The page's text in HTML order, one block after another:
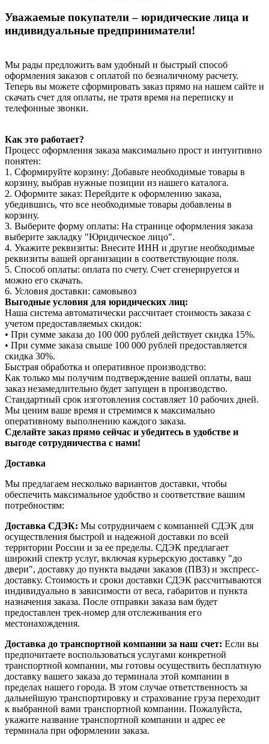
Уважаемые покупатели – юридические лица и
индивидуальные предприниматели!
Мы рады предложить вам удобный и быстрый способ
оформления заказов с оплатой по безналичному расчету.
Теперь вы можете сформировать заказ прямо на нашем сайте и
скачать счет для оплаты, не тратя время на переписку и
телефонные звонки.
Как это работает?
Процесс оформления заказа максимально прост и интуитивно
понятен:
1. Сформируйте корзину: Добавьте необходимые товары в
корзину, выбрав нужные позиции из нашего каталога.
2. Оформите заказ: Перейдите к оформлению заказа,
убедившись, что все необходимые товары добавлены в
корзину.
3. Выберите форму оплаты: На странице оформления заказа
выберите закладку "Юридическое лицо".
4. Укажите реквизиты: Внесите ИНН и другие необходимые
реквизиты вашей организации в соответствующие поля.
5. Способ оплаты: оплата по счету. Счет сгенерируется и
можно его скачать.
6. Условия доставки: самовывоз
Выгодные условия для юридических лиц:
Наша система автоматически рассчитает стоимость заказа с
учетом предоставляемых скидок:
• При сумме заказа до 100 000 рублей действует скидка 15%.
• При сумме заказа свыше 100 000 рублей предоставляется
скидка 30%.
Быстрая обработка и оперативное производство:
Как только мы получим подтверждение вашей оплаты, ваш
заказ незамедлительно будет запущен в производство.
Стандартный срок изготовления составляет 10 рабочих дней.
Мы ценим ваше время и стремимся к максимально
оперативному выполнению каждого заказа.
Сделайте заказ прямо сейчас и убедитесь в удобстве и
выгоде сотрудничества с нами!
Доставка
Мы предлагаем несколько вариантов доставки, чтобы
обеспечить максимальное удобство и соответствие вашим
потребностям:
Доставка СДЭК: Мы сотрудничаем с компанией СДЭК для
осуществления быстрой и надежной доставки по всей
территории России и за ее пределы. СДЭК предлагает
широкий спектр услуг, включая курьерскую доставку "до
двери", доставку до пункта выдачи заказов (ПВЗ) и экспресс-
доставку. Стоимость и сроки доставки СДЭК рассчитываются
индивидуально в зависимости от веса, габаритов и пункта
назначения заказа. После отправки заказа вам будет
предоставлен трек-номер для отслеживания его
местонахождения.
Доставка до транспортной компании за наш счет: Если вы
предпочитаете воспользоваться услугами конкретной
транспортной компании, мы готовы осуществить бесплатную
доставку вашего заказа до терминала этой компании в
пределах нашего города. В этом случае ответственность за
дальнейшую транспортировку и страхование груза переходит
к выбранной вами транспортной компании. Пожалуйста,
укажите название транспортной компании и адрес ее
терминала при оформлении заказа.